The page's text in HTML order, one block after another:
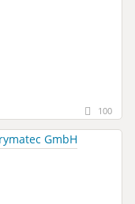
100